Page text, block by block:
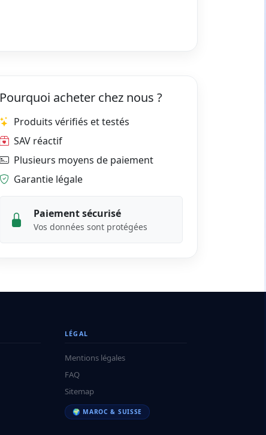
Pourquoi acheter chez nous ?
Produits vérifiés et testés
SAV réactif
Plusieurs moyens de paiement
Garantie légale
Paiement sécurisé
Vos données sont protégées
LÉGAL
Mentions légales
FAQ
Sitemap
🌍 MAROC & SUISSE